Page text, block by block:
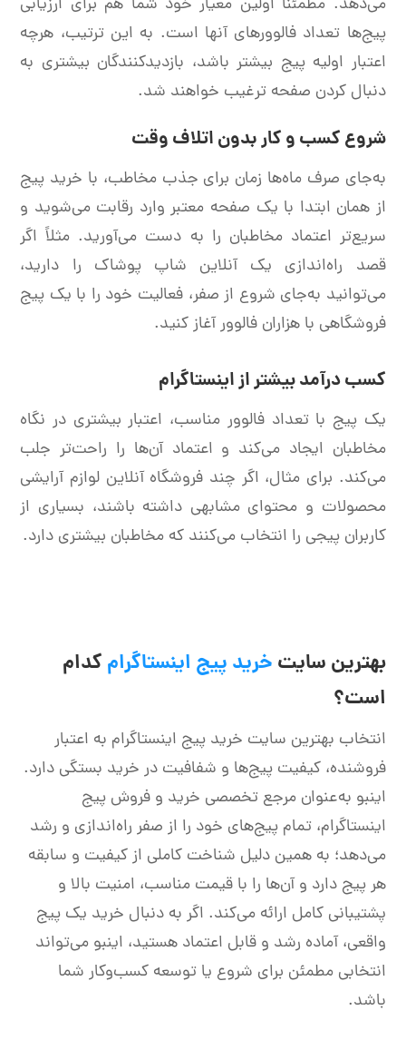
پیج‌ها تعداد فالوورهای آنها است. به این ترتیب، هرچه
اعتبار اولیه پیج بیشتر باشد، بازدیدکنندگان بیشتری به
دنبال کردن صفحه ترغیب خواهند شد.
شروع کسب و کار بدون اتلاف وقت
به‌جای صرف ماه‌ها زمان برای جذب مخاطب، با خرید پیج
از همان ابتدا با یک صفحه معتبر وارد رقابت می‌شوید و
سریع‌تر اعتماد مخاطبان را به دست می‌آورید. مثلاًاگر
قصد راه‌اندازی یک آنلاین شاپ پوشاک را دارید،
می‌توانید به‌جای شروع از صفر، فعالیت خود را با یک پیج
فروشگاهی با هزاران فالوور آغاز کنید.
کسب درآمد بیشتر از اینستاگرام
یک پیج با تعداد فالوور مناسب، اعتبار بیشتری در نگاه
مخاطبان ایجاد می‌کند و اعتماد آن‌ها را راحت‌تر جلب
می‌کند. برای مثال، اگر چند فروشگاه آنلاین لوازم آرایشی
محصولات و محتوای مشابهی داشته باشند، بسیاری از
کاربران پیجی را انتخاب می‌کنند که مخاطبان بیشتری دارد.
بهترین سایت خرید پیج اینستاگرام کدام
است؟
انتخاب بهترین سایت خرید پیج اینستاگرام به اعتبار
فروشنده، کیفیت پیج‌ها و شفافیت در خرید بستگی دارد.
اینبو به‌عنوان مرجع تخصصی خرید و فروش پیج
اینستاگرام، تمام پیج‌های خود را از صفر راه‌اندازی و رشد
می‌دهد؛ به همین دلیل شناخت کاملی از کیفیت و سابقه
هر پیج دارد و آن‌ها را با قیمت مناسب، امنیت بالا و
پشتیبانی کامل ارائه می‌کند. اگر به دنبال خرید یک پیج
واقعی، آماده رشد و قابل اعتماد هستید، اینبو می‌تواند
انتخابی مطمئن برای شروع یا توسعه کسب‌وکار شما
باشد.